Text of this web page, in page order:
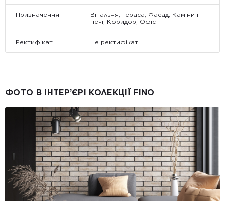
Призначення
Вітальня, Тераса, Фасад, Каміни і
печі, Коридор, Офіс
Ректифікат Не ректифікат
ФОТО В ІНТЕР’ЄРІ КОЛЕКЦІЇ FINO